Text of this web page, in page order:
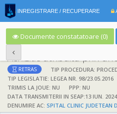
INREGISTRARE / RECUPERARE
Documente constatatoare (0)
;
RETRAS
TIP PROCEDURA:
TIP LEGISLATIE: LEGEA NR. 98/23.05.2016
TRIMIS LA JOUE: NU
PPP: NU
DATA TRANSMITERII IN SEAP:13 IUN. 2024
DENUMIRE AC: SPITAL CLINIC JUDETEAN